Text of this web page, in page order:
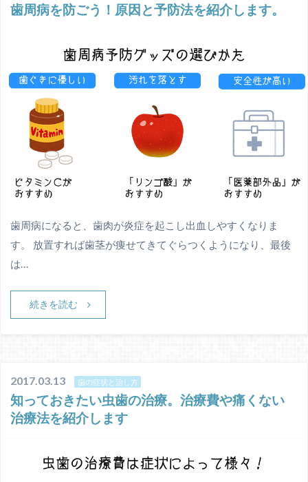
歯周病を防ごう！原因と予防法を紹介します。
歯周病になると、歯肉が炎症を起こし出血しやすくなりま
す。 放置すれば歯茎が痩せてきてぐらつくようになり、最後
は…
続きを読む
2017.03.13 歯の症状と治し方
知っておきたい虫歯の治療。治療費や痛くない
治療法を紹介します